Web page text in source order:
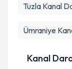
Tuzla Kanal
Ümraniye
Kanal